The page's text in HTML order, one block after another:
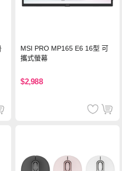
MSI PRO MP165 E6 16型 可
攜式螢幕
$2,988